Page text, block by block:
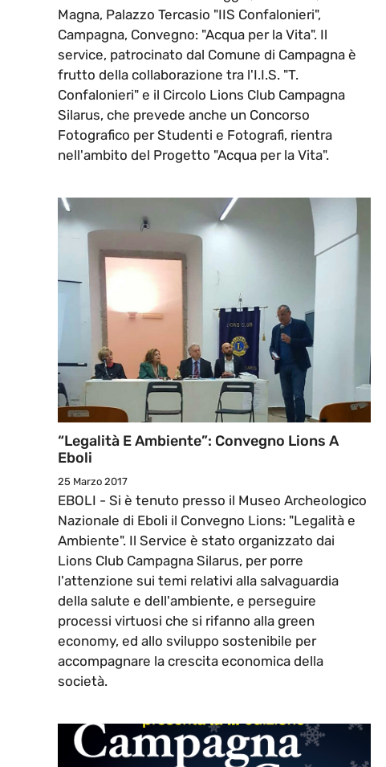
Magna, Palazzo Tercasio "IIS Confalonieri",
Campagna, Convegno: "Acqua per la Vita". Il
service, patrocinato dal Comune di Campagna è
frutto della collaborazione tra l'I.I.S. "T.
Confalonieri" e il Circolo Lions Club Campagna
Silarus, che prevede anche un Concorso
Fotografico per Studenti e Fotografi, rientra
nell'ambito del Progetto "Acqua per la Vita".
“Legalità E Ambiente”: Convegno Lions A
Eboli
25 Marzo 2017
EBOLI - Si è tenuto presso il Museo Archeologico
Nazionale di Eboli il Convegno Lions: "Legalità e
Ambiente". Il Service è stato organizzato dai
Lions Club Campagna Silarus, per porre
l'attenzione sui temi relativi alla salvaguardia
della salute e dell'ambiente, e perseguire
processi virtuosi che si rifanno alla green
economy, ed allo sviluppo sostenibile per
accompagnare la crescita economica della
società.